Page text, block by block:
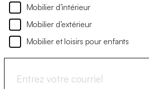
Mobilier d’intérieur
Mobilier d’extérieur
Mobilier et loisirs pour enfants